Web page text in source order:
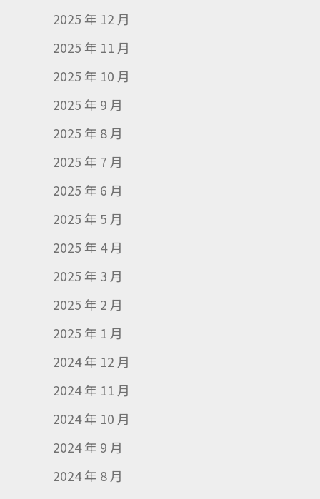
2025 年 12 月
2025 年 11 月
2025 年 10 月
2025 年 9 月
2025 年 8 月
2025 年 7 月
2025 年 6 月
2025 年 5 月
2025 年 4 月
2025 年 3 月
2025 年 2 月
2025 年 1 月
2024 年 12 月
2024 年 11 月
2024 年 10 月
2024 年 9 月
2024 年 8 月